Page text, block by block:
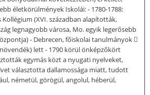
életkörülmények Iskolái: - 1780-1788:
(XVI. században alapították,
legnagyobb városa, Mo. egyik legerősebb
- Debrecen, főiskolai tanulmányok 
lett - 1790 körül önképzőkört
egymás közt a nyugati nyelveket,
választotta dallamossága miatt, tudott
németül, görögül, angolul, héberül,